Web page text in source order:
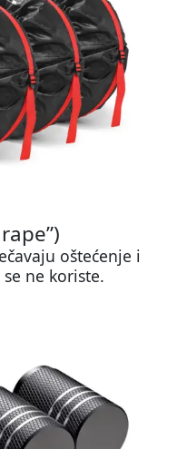
oštećenje i
ne koriste.